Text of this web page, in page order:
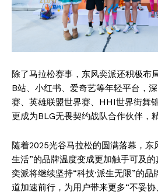
除了马拉松赛事，东风奕派还积极布
B站、小红书、爱奇艺等年轻平台，
赛、英雄联盟世界赛、HHI世界街舞
更成为BLG无畏契约战队合作伙伴，
随着2025光谷马拉松的圆满落幕，东
生活”的品牌温度变成更加触手可及
奕派将继续坚持“科技·派生无限”的
道加速前行，为用户带来更多“不妥